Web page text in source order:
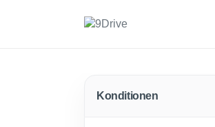
Konditionen